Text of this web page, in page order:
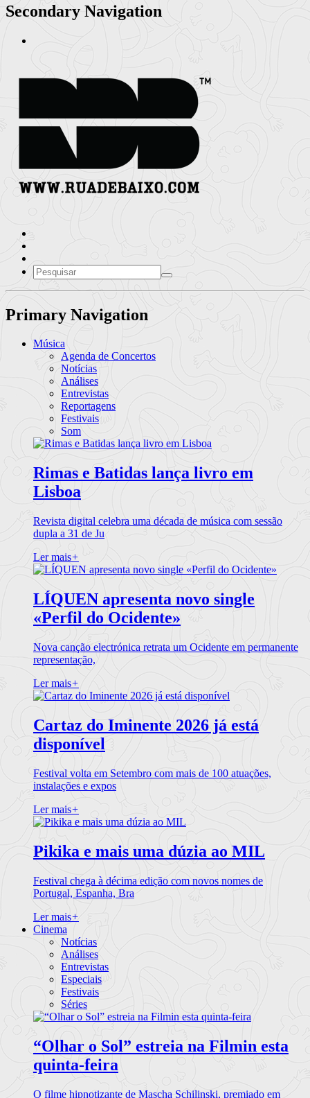
Secondary Navigation
Primary Navigation
Música
Agenda de Concertos
Notícias
Análises
Entrevistas
Reportagens
Festivais
Som
Rimas e Batidas lança livro em
Lisboa
Revista digital celebra uma década de música com sessão
dupla a 31 de Ju
Ler mais+
LÍQUEN apresenta novo single
«Perfil do Ocidente»
Nova canção electrónica retrata um Ocidente em permanente
representação,
Ler mais+
Cartaz do Iminente 2026 já está
disponível
Festival volta em Setembro com mais de 100 atuações,
instalações e expos
Ler mais+
Pikika e mais uma dúzia ao MIL
Festival chega à décima edição com novos nomes de
Portugal, Espanha, Bra
Ler mais+
Cinema
Notícias
Análises
Entrevistas
Especiais
Festivais
Séries
“Olhar o Sol” estreia na Filmin esta
quinta-feira
O filme hipnotizante de Mascha Schilinski, premiado em